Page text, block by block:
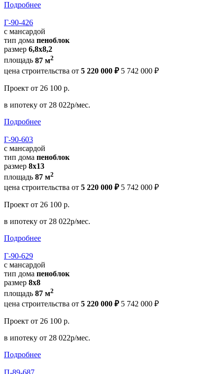
Подробнее
Г-90-426
с мансардой
тип дома пеноблок
размер 6,8х8,2
площадь 87 м2
цена строительства от 5 220 000 ₽ 5 742 000 ₽
Проект от 26 100 р.
в ипотеку от 28 022р/мес.
Подробнее
Г-90-603
с мансардой
тип дома пеноблок
размер 8х13
площадь 87 м2
цена строительства от 5 220 000 ₽ 5 742 000 ₽
Проект от 26 100 р.
в ипотеку от 28 022р/мес.
Подробнее
Г-90-629
с мансардой
тип дома пеноблок
размер 8x8
площадь 87 м2
цена строительства от 5 220 000 ₽ 5 742 000 ₽
Проект от 26 100 р.
в ипотеку от 28 022р/мес.
Подробнее